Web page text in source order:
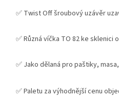
✅ Twist Off šroubový uzávěr
✅ Různá víčka TO 82 ke sklenici
✅ Jako dělaná pro paštiky,
✅Paletu za výhodnější cenu